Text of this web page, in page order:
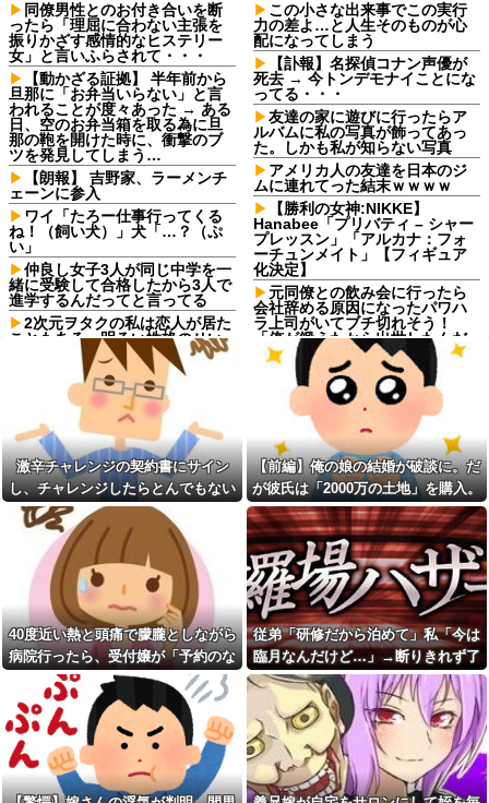
同僚男性とのお付き合いを断
ったら「理屈に合わない主張を
振りかざす感情的なヒステリー
女」と言いふらされて・・・
【動かざる証拠】 半年前から
旦那に「お弁当いらない」と言
われることが度々あった → ある
日、空のお弁当箱を取る為に旦
那の鞄を開けた時に、衝撃のブ
ツを発見してしまう…
【朗報】 吉野家、ラーメンチ
ェーンに参入
ワイ「たろー仕事行ってくる
ね！（飼い犬）」犬「…？（ぷ
い」
仲良し女子3人が同じ中学を一
緒に受験して合格したから3人で
進学するんだってと言ってる
2次元ヲタクの私は恋人が居た
こともある。明るい性格のせい
か「貴女はヲタクじゃない、私
達とは生きている世界が違う」
といつも言われる
彼の同期の嫁が子供を産ん
だ。すると、彼が「出産祝いに
人生ゲームをあげるんだ！」と
話してきて...
結婚式で見覚えのある男性を
見つけた。どうしても気になっ
て調べてみると、思いもよらな
い事実が判明して…
俺、ついに人妻と江ノ島デー
ト。だがこれって不倫なのか？
グラボ、国内価格4割値上げか
ｗｗｗｗｗｗｗｗｗｗｗｗｗｗ
ｗｗ
【悲報】女「丸亀製麺美味し
かったね」俺「また来ようよ」
店員「お会計2380円になりまー
す」→その後『こう』なったん
だが俺悪くないよ
な？？？？？？？？
【画像】ワイ「アルファード
いいなあ。買いに行くか」店員
「ほいっ見積もりな！」ワイ
「金額おかしくね？」←お前ら
もそう思うよな？？？？？
この小さな出来事でこの実行
力の差よ…と人生そのものが心
配になってしまう
【訃報】名探偵コナン声優が
死去 → 今トンデモナイことにな
ってる・・・
友達の家に遊びに行ったらア
ルバムに私の写真が飾ってあっ
た。しかも私が知らない写真
アメリカ人の友達を日本のジ
ムに連れてった結末ｗｗｗｗ
【勝利の女神:NIKKE】
Hanabee「プリバティ – シャー
プレッスン」「アルカナ：フォ
ーチュンメイト」【フィギュア
化決定】
元同僚との飲み会に行ったら
会社辞める原因になったパワハ
ラ上司がいてブチ切れそう！
「俺が鍛えたから出世したんだ
ろ奢れ」とか何様のつもりだ？
【悲報】高市早苗、突如爆乳
化wwwww（※画像あり）他
【画像】アフリカ人「白人は
俺たちの国から出ていけ
ー！！」白人「わかった。出て
いくわ」⇒結果！！！
ロッカーの現金が盗まれるも
店長に疑われ激怒！10代キャバ
嬢の私、自力でロッカー内にカ
メラを仕掛けて犯人を特定した
ら同僚の女だった…警察へ行く
と言って止められ、加害者に泣
かれながら大揉めして・・・
産院で知り合ったMママが、口
唇口蓋裂で生まれたM子と一緒に
うちにやってきて、M「この子あ
げるから、私さんの赤ちゃんを
代わりにちょうだい！(泣」私
「落ち着いて！」→その後…
公園遊びの菓子交換が嫌だ。
大人数だと菓子食べ放題みたい
になっちゃって身体にも歯にも
良くないし最悪
公園遊びの菓子交換が嫌だ。
大人数だと菓子食べ放題みたい
になっちゃって身体にも歯にも
激辛チャレンジの契約書にサイン
し、チャレンジしたらとんでもない
事態になった。救急車運ばれ胃の洗
浄や入院2日で10万超えて...
【前編】俺の娘の結婚が破談に。だ
が彼氏は「2000万の土地」を購入。
こじれた二人は想像以上の修羅場に
40度近い熱と頭痛で朦朧としながら
病院行ったら、受付嬢が「予約のな
い人は診ません」と拒否された。タ
クシーを呼ぶための電話も貸してく
れず...
従弟「研修だから泊めて」私「今は
臨月なんだけど…」→断りきれず了
承したら、さらに図々しい要求まで
飛び出して…